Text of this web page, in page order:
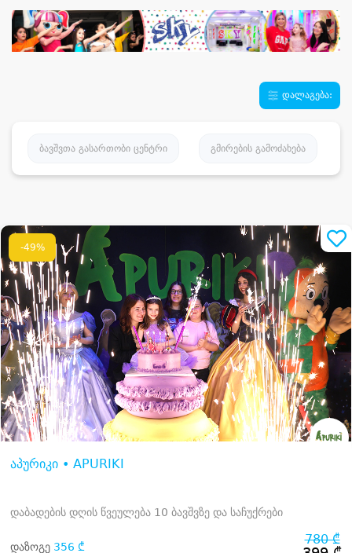
დალაგება:
ბავშვთა გასართობი ცენტრი გმირების გამოძახება
-49%
აპურიკი • APURIKI
დაბადების დღის წვეულება 10 ბავშვზე და საჩუქრები
დაზოგე 356 ₾ 780 ₾